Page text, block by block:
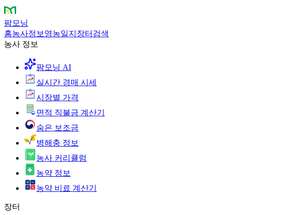
팜모닝
홈농사정보 영농일지 장터 검색
농사 정보
팜모닝 AI
실시간 경매 시세
시장별 가격
면적 직불금 계산기
숨은 보조금
병해충 정보
농사 커리큘럼
농약 정보
농약 비료 계산기
장터